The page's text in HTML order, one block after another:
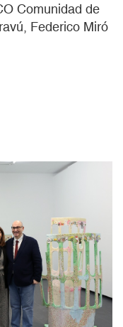
Comunidad de
Federico Miró